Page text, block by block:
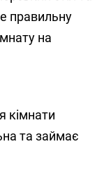
правильну
на
кімнати
та займає